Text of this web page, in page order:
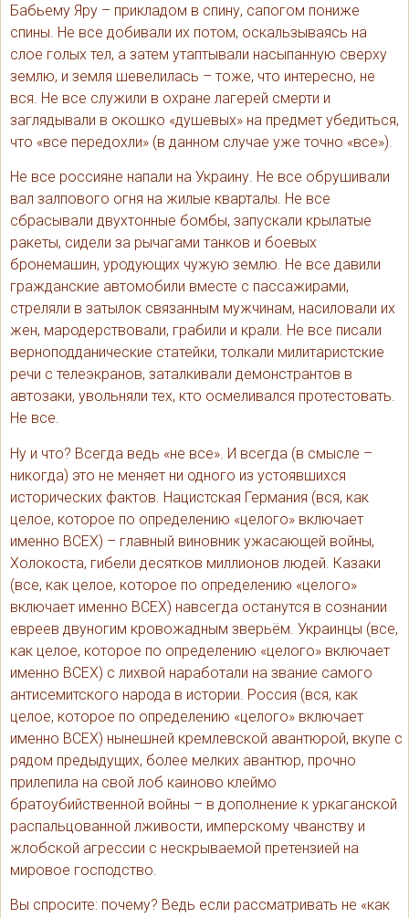
Бабьему Яру – прикладом в спину, сапогом пониже
спины. Не все добивали их потом, оскальзываясь на
слое голых тел, а затем утаптывали насыпанную сверху
землю, и земля шевелилась – тоже, что интересно, не
вся. Не все служили в охране лагерей смерти и
заглядывали в окошко «душевых» на предмет убедиться,
что «все передохли» (в данном случае уже точно «все»).
Не все россияне напали на Украину. Не все обрушивали
вал залпового огня на жилые кварталы. Не все
сбрасывали двухтонные бомбы, запускали крылатые
ракеты, сидели за рычагами танков и боевых
бронемашин, уродующих чужую землю. Не все давили
гражданские автомобили вместе с пассажирами,
стреляли в затылок связанным мужчинам, насиловали их
жен, мародерствовали, грабили и крали. Не все писали
верноподданические статейки, толкали милитаристские
речи с телеэкранов, заталкивали демонстрантов в
автозаки, увольняли тех, кто осмеливался протестовать.
Не все.
Ну и что? Всегда ведь «не все». И всегда (в смысле –
никогда) это не меняет ни одного из устоявшихся
исторических фактов. Нацистская Германия (вся, как
целое, которое по определению «целого» включает
именно ВСЕХ) – главный виновник ужасающей войны,
Холокоста, гибели десятков миллионов людей. Казаки
(все, как целое, которое по определению «целого»
включает именно ВСЕХ) навсегда останутся в сознании
евреев двуногим кровожадным зверьём. Украинцы (все,
как целое, которое по определению «целого» включает
именно ВСЕХ) с лихвой наработали на звание самого
антисемитского народа в истории. Россия (вся, как
целое, которое по определению «целого» включает
именно ВСЕХ) нынешней кремлевской авантюрой, вкупе с
рядом предыдущих, более мелких авантюр, прочно
прилепила на свой лоб каиново клеймо
братоубийственной войны – в дополнение к уркаганской
распальцованной лживости, имперскому чванству и
жлобской агрессии с нескрываемой претензией на
мировое господство.
Вы спросите: почему? Ведь если рассматривать не «как